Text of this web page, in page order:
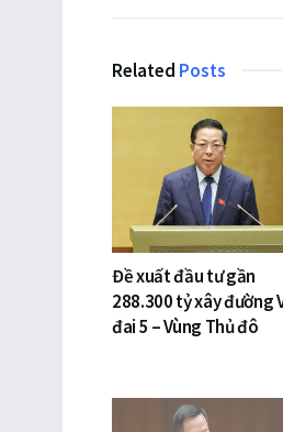
Related Posts
Đề xuất đầu tư gần
288.300 tỷ xây đường
đai 5 – Vùng Thủ đô